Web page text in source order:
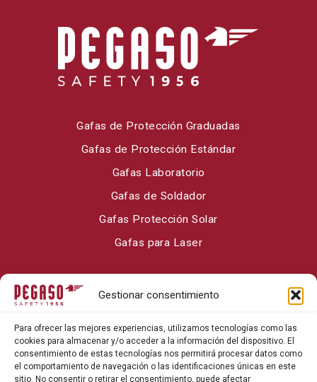
Gestionar consentimiento
Para ofrecer las mejores experiencias, utilizamos tecnologías como las
cookies para almacenar y/o acceder a la información del dispositivo. El
consentimiento de estas tecnologías nos permitirá procesar datos como
el comportamiento de navegación o las identificaciones únicas en este
sitio. No consentir o retirar el consentimiento, puede afectar
Gafas de Protección Graduadas
Gafas de Protección Estándar
Gafas Laboratorio
Gafas de Soldador
Gafas Protección Solar
Gafas para Laser
Sobre Pegaso Safety
Blog